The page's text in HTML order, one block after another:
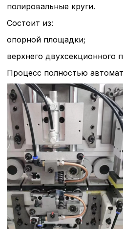
полировальные круги.
Состоит из:
опорной площадки;
верхнего двухсекционного
Процесс полностью